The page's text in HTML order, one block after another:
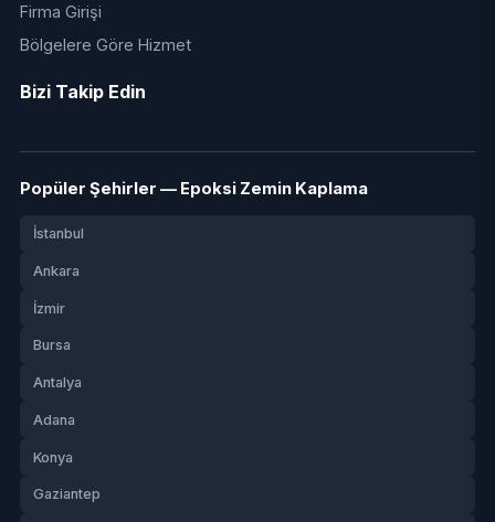
Firma Girişi
Bölgelere Göre Hizmet
Bizi Takip Edin
Popüler Şehirler — Epoksi Zemin Kaplama
İstanbul
Ankara
İzmir
Bursa
Antalya
Adana
Konya
Gaziantep